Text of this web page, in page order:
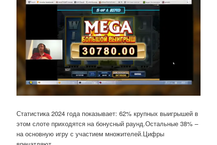
Статистика 2024 года показывает: 62% крупных выигрышей в
этом слоте приходятся на бонусный раунд.Остальные 38% –
на основную игру с участием множителей.Цифры